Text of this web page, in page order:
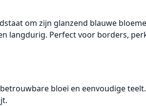
om zijn glanzend blauwe
langdurig. Perfect voor borders,
bloei en eenvoudige